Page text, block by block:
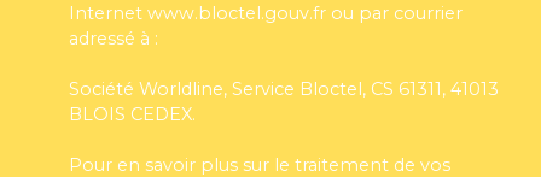
Internet www.bloctel.gouv.fr ou par courrier
adressé à :
Société Worldline, Service Bloctel, CS 61311, 41013
BLOIS CEDEX.
Pour en savoir plus sur le traitement de vos